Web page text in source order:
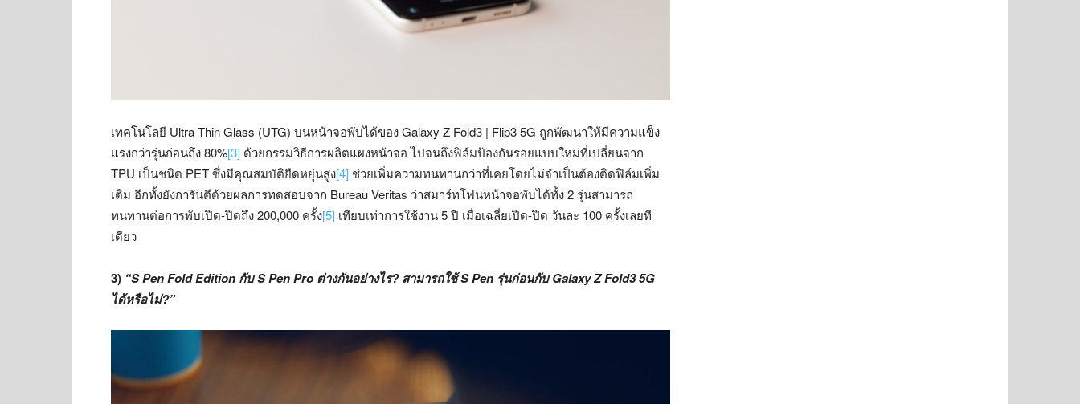
เทคโนโลยี Ultra Thin Glass (UTG) บนหน้าจอพับได้ของ Galaxy Z Fold3 | Flip3 5G ถูกพัฒนาให้มีความแข็ง
แรงกว่ารุ่นก่อนถึง 80%[3] ด้วยกรรมวิธีการผลิตแผงหน้าจอ ไปจนถึงฟิล์มป้องกันรอยแบบใหม่ที่เปลี่ยนจาก
TPU เป็นชนิด PET ซึ่งมีคุณสมบัติยืดหยุ่นสูง[4] ช่วยเพิ่มความทนทานกว่าที่เคยโดยไม่จำเป็นต้องติดฟิล์มเพิ่ม
เติม อีกทั้งยังการันตีด้วยผลการทดสอบจาก Bureau Veritas ว่าสมาร์ทโฟนหน้าจอพับได้ทั้ง 2 รุ่นสามารถ
ทนทานต่อการพับเปิด-ปิดถึง 200,000 ครั้ง[5] เทียบเท่าการใช้งาน 5 ปี เมื่อเฉลี่ยเปิด-ปิด วันละ 100 ครั้งเลยที
เดียว
3) “S Pen Fold Edition กับ S Pen Pro ต่างกันอย่างไร? สามารถใช้ S Pen รุ่นก่อนกับ Galaxy Z Fold3 5G
ได้หรือไม่?”